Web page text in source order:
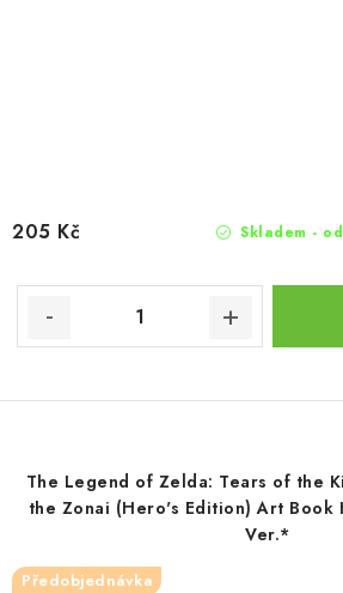
Skladem -
205 Kč
The Legend of Zelda: Tears of the
the Zonai (Hero's Edition) Art Book
Ver.*
Předobjednávka